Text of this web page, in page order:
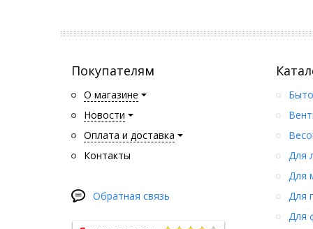
Покупателям
О магазине
Новости
Оплата и доставка
Контакты
Обратная связь
Для
Для
Для
Для